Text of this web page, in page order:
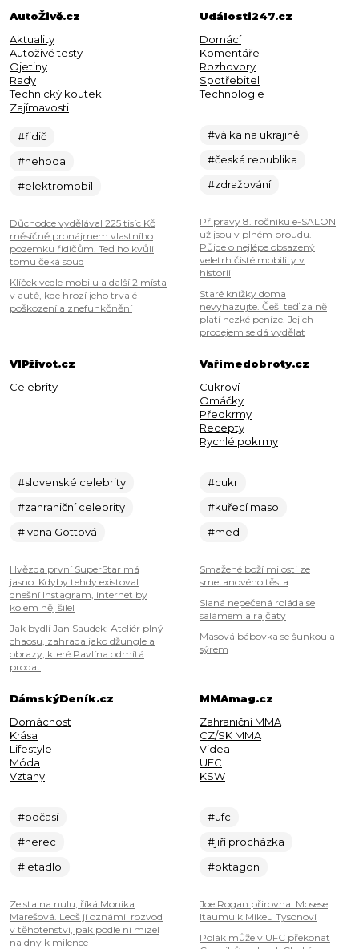
AutoŽivě.cz
Aktuality
Autoživě testy
Ojetiny
Rady
Technický koutek
Zajímavosti
#řidič
#nehoda
#elektromobil
Důchodce vydělával 225 tisíc Kč
měsíčně pronájmem vlastního
pozemku řidičům. Teď ho kvůli
tomu čeká soud
Klíček vedle mobilu a další 2 místa
v autě, kde hrozí jeho trvalé
poškození a znefunkčnění
Události247.cz
Domácí
Komentáře
Rozhovory
Spotřebitel
Technologie
#válka na ukrajině
#česká republika
#zdražování
Přípravy 8. ročníku e-SALON
už jsou v plném proudu.
Půjde o nejlépe obsazený
veletrh čisté mobility v
historii
Staré knížky doma
nevyhazujte. Češi teď za ně
platí hezké peníze. Jejich
prodejem se dá vydělat
VIPživot.cz
Celebrity
#slovenské celebrity
#zahraniční celebrity
#Ivana Gottová
Hvězda první SuperStar má
jasno: Kdyby tehdy existoval
dnešní Instagram, internet by
kolem něj šílel
Jak bydlí Jan Saudek: Ateliér plný
chaosu, zahrada jako džungle a
obrazy, které Pavlína odmítá
prodat
Vařímedobroty.cz
Cukroví
Omáčky
Předkrmy
Recepty
Rychlé pokrmy
#cukr
#kuřecí maso
#med
Smažené boží milosti ze
smetanového těsta
Slaná nepečená roláda se
salámem a rajčaty
Masová bábovka se šunkou a
sýrem
DámskýDeník.cz
Domácnost
Krása
Lifestyle
Móda
Vztahy
#počasí
#herec
#letadlo
Ze sta na nulu, říká Monika
Marešová. Leoš jí oznámil rozvod
v těhotenství, pak podle ní mizel
na dny k milence
MMAmag.cz
Zahraniční MMA
CZ/SK MMA
Videa
UFC
KSW
#ufc
#jiří procházka
#oktagon
Joe Rogan přirovnal Mosese
Itaumu k Mikeu Tysonovi
Polák může v UFC překonat